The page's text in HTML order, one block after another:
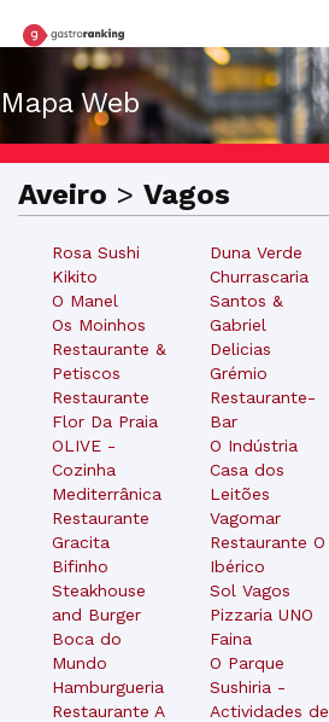
Mapa Web
Aveiro > Vagos
Rosa Sushi
Kikito
O Manel
Os Moinhos
Restaurante &
Petiscos
Restaurante
Flor Da Praia
OLIVE -
Cozinha
Mediterrânica
Restaurante
Gracita
Bifinho
Steakhouse
and Burger
Boca do
Mundo
Hamburgueria
Restaurante A
Duna Verde
Churrascaria
Santos &
Gabriel
Delicias
Grémio
Restaurante-
Bar
O Indústria
Casa dos
Leitões
Vagomar
Restaurante O
Ibérico
Sol Vagos
Pizzaria UNO
Faina
O Parque
Sushiria -
Actividades de